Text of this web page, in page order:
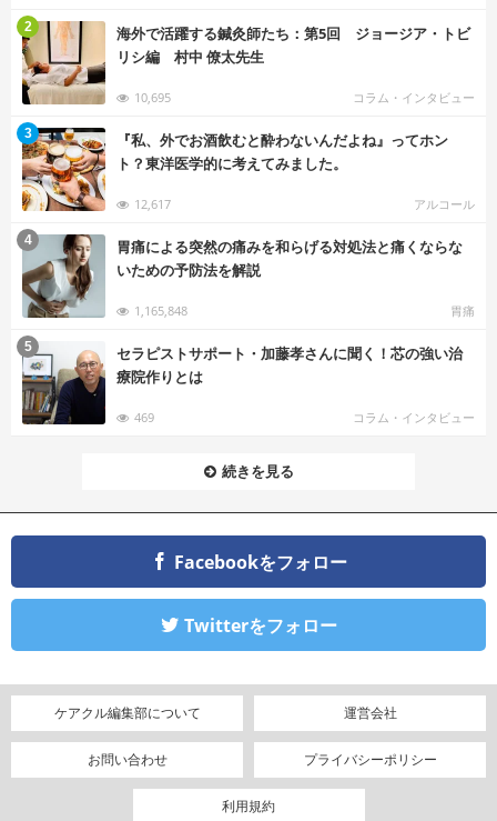
海外で活躍する鍼灸師たち：第5回 ジョージア・トビ
リシ編 村中 僚太先生
10,695 コラム・インタビュー
2
『私、外でお酒飲むと酔わないんだよね』ってホン
ト？東洋医学的に考えてみました。
12,617 アルコール
3
胃痛による突然の痛みを和らげる対処法と痛くならな
いための予防法を解説
1,165,848 胃痛
4
セラピストサポート・加藤孝さんに聞く！芯の強い治
療院作りとは
469 コラム・インタビュー
5
続きを見る
Facebookをフォロー
Twitterをフォロー
ケアクル編集部について 運営会社
お問い合わせ プライバシーポリシー
利用規約